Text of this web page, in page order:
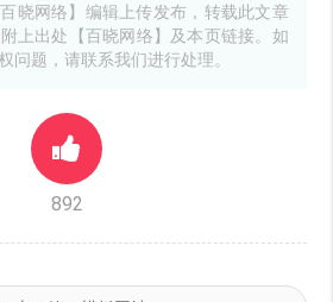
晓网络】编辑上传发布，转载此文章
上出处【百晓网络】及本页链接。如
问题，请联系我们进行处理。
892